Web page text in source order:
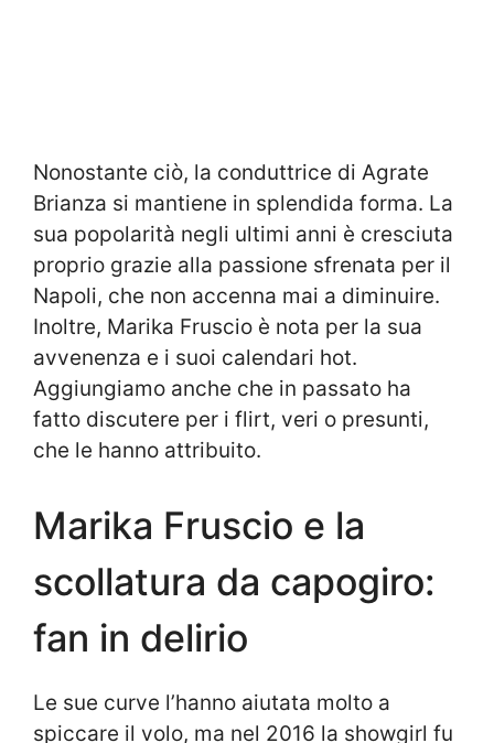
Nonostante ciò, la conduttrice di Agrate
Brianza si mantiene in splendida forma. La
sua popolarità negli ultimi anni è cresciuta
proprio grazie alla passione sfrenata per il
Napoli, che non accenna mai a diminuire.
Inoltre, Marika Fruscio è nota per la sua
avvenenza e i suoi calendari hot.
Aggiungiamo anche che in passato ha
fatto discutere per i flirt, veri o presunti,
che le hanno attribuito.
Marika Fruscio e la
scollatura da capogiro:
fan in delirio
Le sue curve l’hanno aiutata molto a
spiccare il volo, ma nel 2016 la showgirl fu